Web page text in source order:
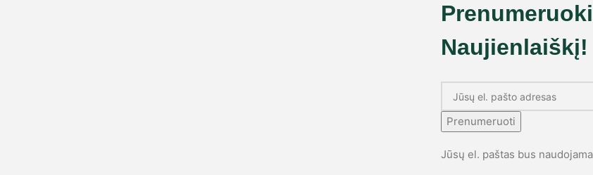
Naujienlaiškį!
Prenumeruoti
Jūsų el. paštas bus